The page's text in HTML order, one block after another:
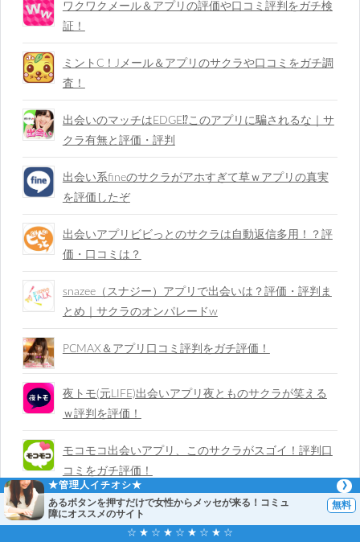
ワクワクメール＆アプリの評価や口コミ評判をガチ検
証！
ミントC！Jメール＆アプリのサクラや口コミをガチ調
査！
出会いのマッチはEDGE⁉︎このアプリに騙されるな｜サ
クラ有無と評価・評判
出会い系fineのサクラがアホすぎて草ｗアプリの真実
を評価したぞ
出会いアプリビビっとのサクラは自動返信多用！？評
価・口コミは？
snazee（スナジー）アプリで出会いは？評価・評判ま
とめ｜サクラのオンパレードw
PCMAX＆アプリ口コミ評判をガチ評価！
夜トモ(元LIFE)出会いアプリ夜とものサクラが笑える
ｗ評判を評価！
モコモコ出会いアプリ、このサクラがスゴイ！評判口
コミをガチ評価！
★管理人イチオシ★
あるボタンを押すだけで女性からメッセが来る！コミュ
障にオススメのサイト
☆ ★ ☆ ★ ☆ ★ ☆ ★ ☆